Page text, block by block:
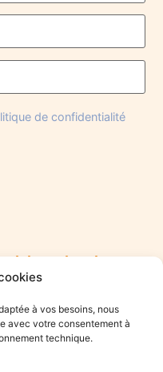
à vos besoins, nous
avec votre consentement à
technique.
du mieux-
? Rejoignez le collectif
de confidentialité